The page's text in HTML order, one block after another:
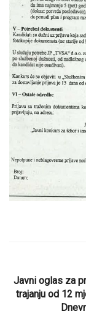
Javni oglas za
trajanju od 12